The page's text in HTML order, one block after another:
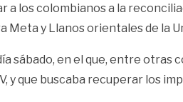
los colombianos a la
y Llanos orientales de la
sábado, en el que, entre
y que buscaba recuperar los